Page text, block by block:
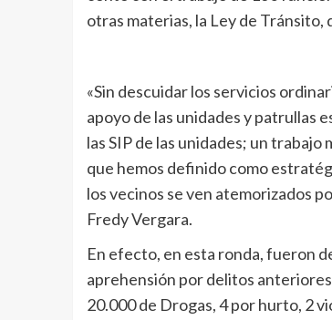
otras materias, la Ley de Tránsito,
«Sin descuidar los servicios
apoyo de las unidades y patrullas
las SIP de las unidades; un
que hemos definido como
los vecinos se ven atemorizados
Fredy Vergara.
En efecto, en esta ronda, fueron
aprehensión por delitos
20.000 de Drogas, 4 por hurto, 2